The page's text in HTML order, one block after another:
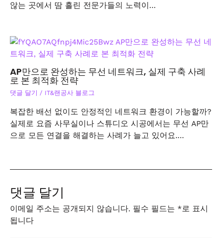
않는 곳에서 땀 흘린 전문가들의 노력이…
AP만으로 완성하는 무선 네트워크, 실제 구축 사례
로 본 최적화 전략
댓글 달기 / IT&랜공사 블로그
복잡한 배선 없이도 안정적인 네트워크 환경이 가능할까?
실제로 요즘 사무실이나 스튜디오 시공에서는 무선 AP만
으로 모든 연결을 해결하는 사례가 늘고 있어요.…
댓글 달기
이메일 주소는 공개되지 않습니다. 필수 필드는 *로 표시
됩니다